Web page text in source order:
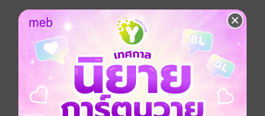
ราคาปก 350 บาท (ประหยัด 14%)
เรื่องที่คุณน่าจะสนใจ